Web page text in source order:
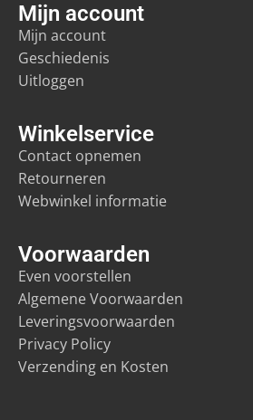
Voorwaarden
Even voorstellen
Algemene Voorwaarden
Leveringsvoorwaarden
Privacy Policy
Verzending en Kosten
Winkelservice
Contact opnemen
Retourneren
Webwinkel informatie
Mijn account
Mijn account
Geschiedenis
Uitloggen